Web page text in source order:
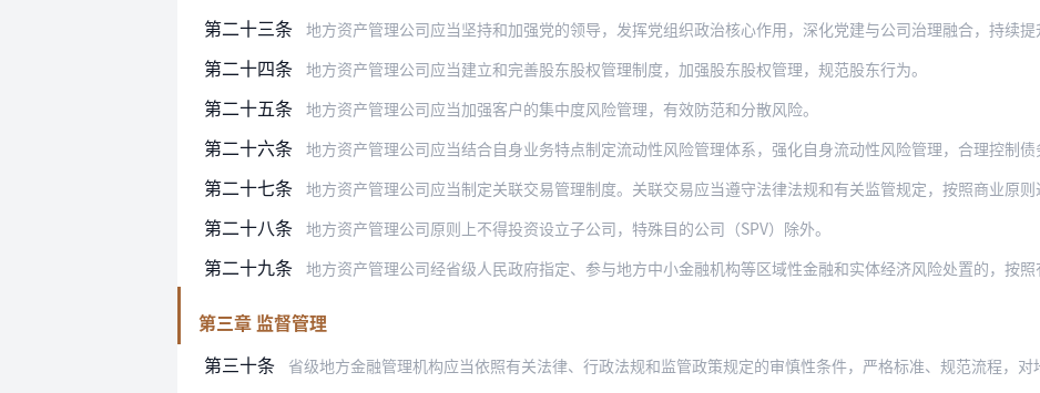
第二十三条 地方资产管理公司应当坚持和加强党的领导，发挥党组织政治核心作用，深化党建与公司治理融合，持续提
第二十四条 地方资产管理公司应当建立和完善股东股权管理制度，加强股东股权管理，规范股东行为。
第二十五条 地方资产管理公司应当加强客户的集中度风险管理，有效防范和分散风险。
第二十六条 地方资产管理公司应当结合自身业务特点制定流动性风险管理体系，强化自身流动性风险管理，合理控制债务规模，提高存量
第二十七条 地方资产管理公司应当制定关联交易管理制度。关联交易应当遵守法律法规和有关监管规定，按照商业原则进行，不应优于对非关联
第二十八条 地方资产管理公司原则上不得投资设立子公司，特殊目的公司（SPV）除外。
第二十九条 地方资产管理公司经省级人民政府指定、参与地方中小金融机构等区域性金融和实体经济风险处置的，按照
第三章 监督管理
第三十条
省级地方金融管理机构应当依照有关法律、行政法规和监管政策规定的审慎性条件，严格标准、规范流程，对地方资产管理公司设立从严把